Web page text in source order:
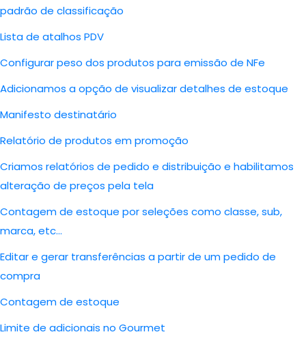
padrão de classificação
Lista de atalhos PDV
Configurar peso dos produtos para emissão de NFe
Adicionamos a opção de visualizar detalhes de estoque
Manifesto destinatário
Relatório de produtos em promoção
Criamos relatórios de pedido e distribuição e habilitamos
alteração de preços pela tela
Contagem de estoque por seleções como classe, sub,
marca, etc...
Editar e gerar transferências a partir de um pedido de
compra
Contagem de estoque
Limite de adicionais no Gourmet